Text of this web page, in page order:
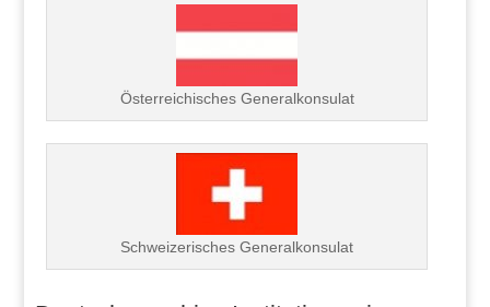
Österreichisches Generalkonsulat
Schweizerisches Generalkonsulat